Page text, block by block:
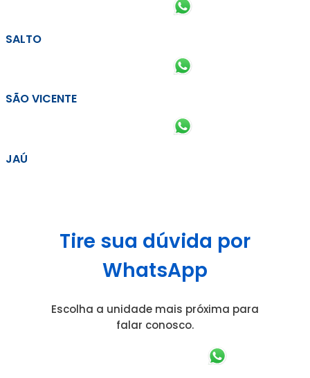
SALTO
SÃO VICENTE
JAÚ
Tire sua dúvida por
WhatsApp
Escolha a unidade mais próxima para
falar conosco.